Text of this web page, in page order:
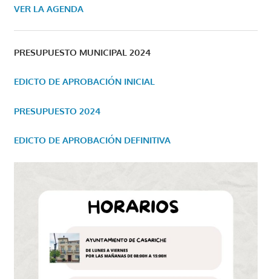
VER LA AGENDA
PRESUPUESTO MUNICIPAL 2024
EDICTO DE APROBACIÓN INICIAL
PRESUPUESTO 2024
EDICTO DE APROBACIÓN DEFINITIVA